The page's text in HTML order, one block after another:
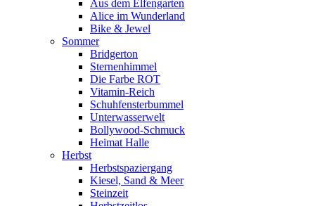
Aus dem Elfengarten
Alice im Wunderland
Bike & Jewel
Sommer
Bridgerton
Sternenhimmel
Die Farbe ROT
Vitamin-Reich
Schuhfensterbummel
Unterwasserwelt
Bollywood-Schmuck
Heimat Halle
Herbst
Herbstspaziergang
Kiesel, Sand & Meer
Steinzeit